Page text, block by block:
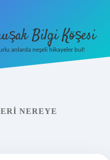
Bilgi Köşesi
anlarda neşeli hikayeler bul!
NEREYE